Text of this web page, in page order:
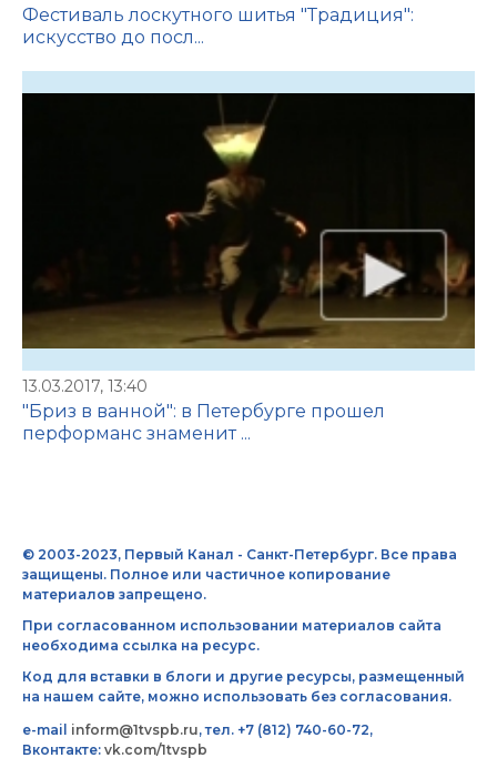
Фестиваль лоскутного шитья "Традиция":
искусство до посл...
13.03.2017, 13:40
"Бриз в ванной": в Петербурге прошел
перформанс знаменит ...
© 2003-2023, Первый Канал - Санкт-Петербург. Все права
защищены. Полное или частичное копирование
материалов запрещено.
При согласованном использовании материалов сайта
необходима ссылка на ресурс.
Код для вставки в блоги и другие ресурсы, размещенный
на нашем сайте, можно использовать без согласования.
e-mail inform@1tvspb.ru, тел. +7 (812) 740-60-72,
Вконтакте: vk.com/1tvspb